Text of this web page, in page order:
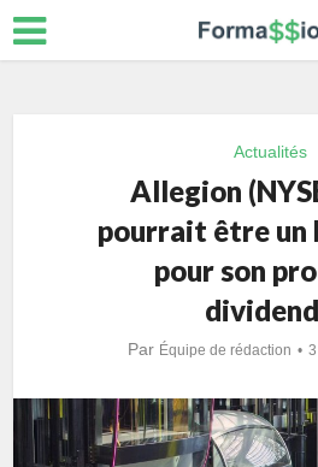
Actualités
Allegion
pourrait être un
pour son
Par Équipe de rédaction